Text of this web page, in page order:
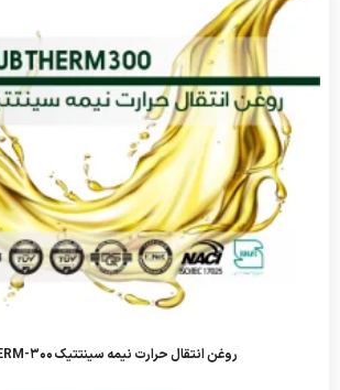
روغن انتقال حرارت نیمه سینتتیک LUBTHERM-300